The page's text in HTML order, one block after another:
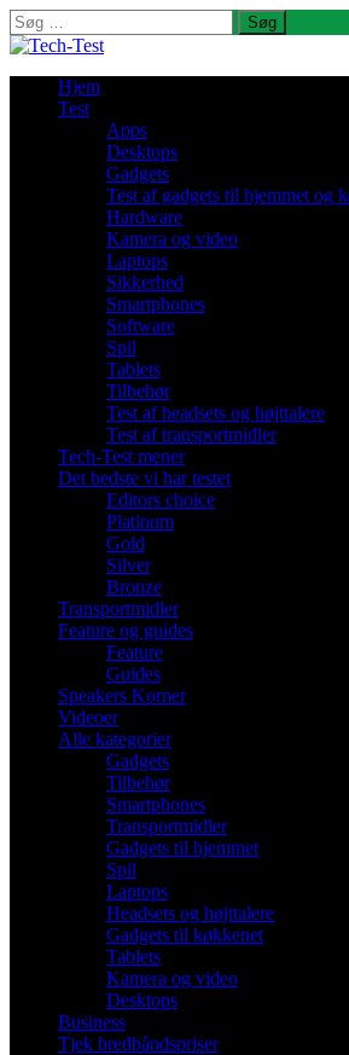
Søg
efter:
Hjem
Test
Apps
Desktops
Gadgets
Test af gadgets til hjemmet og
Hardware
Kamera og video
Laptops
Sikkerhed
Smartphones
Software
Spil
Tablets
Tilbehør
Test af headsets og højttalere
Test af transportmidler
Tech-Test mener
Det bedste vi har testet
Editors choice
Platinum
Gold
Silver
Bronze
Transportmidler
Feature og guides
Feature
Guides
Speakers Korner
Videoer
Alle kategorier
Gadgets
Tilbehør
Smartphones
Transportmidler
Gadgets til hjemmet
Spil
Laptops
Headsets og højttalere
Gadgets til køkkenet
Tablets
Kamera og video
Desktops
Business
Tjek bredbåndspriser